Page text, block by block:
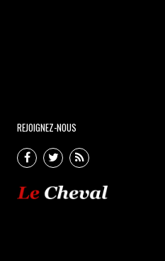
REJOIGNEZ-NOUS